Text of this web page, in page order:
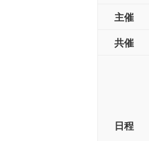
主催
共催
日程